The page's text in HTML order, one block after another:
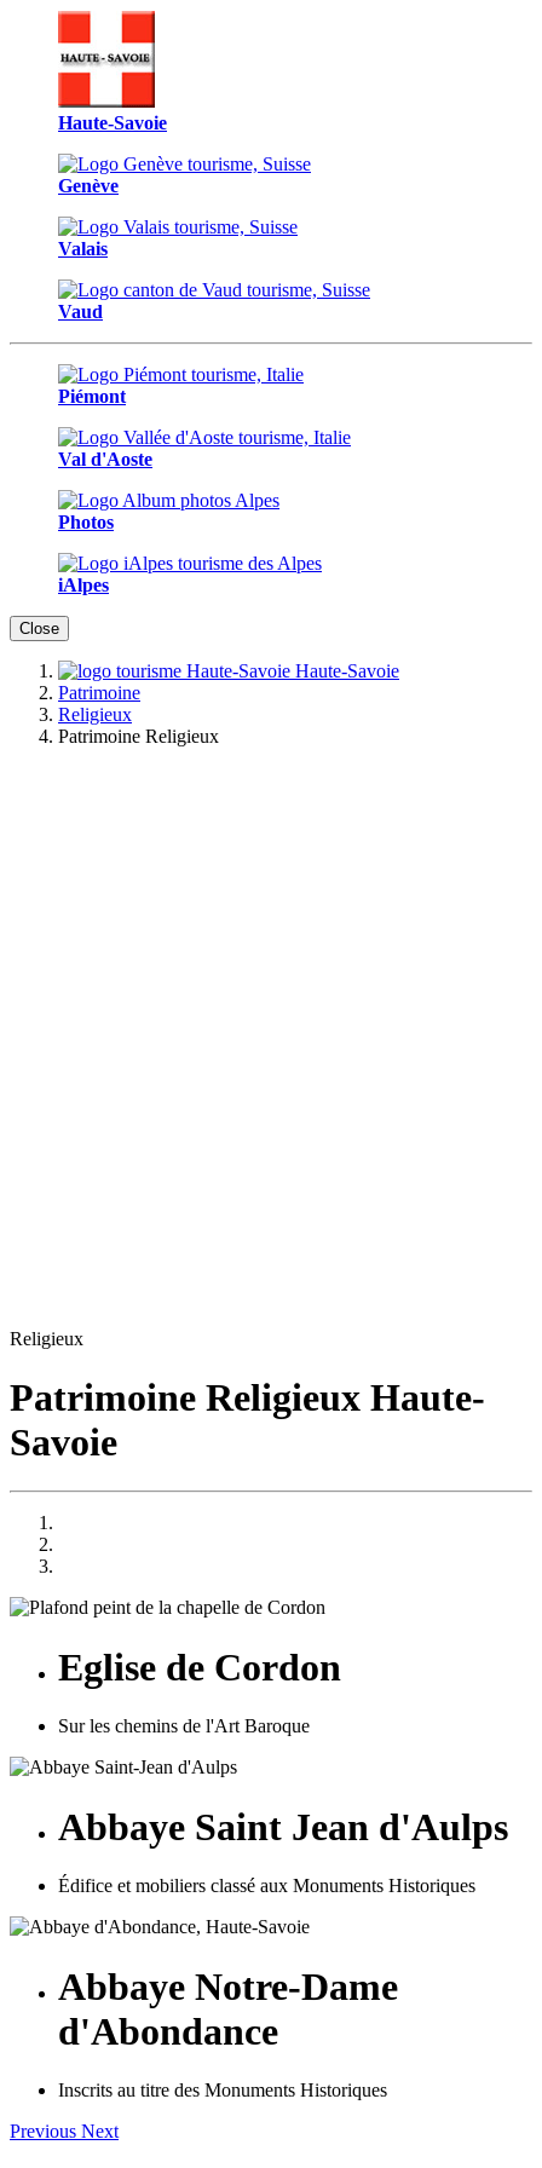
Haute-Savoie
Genève
Valais
Vaud
Piémont
Val d'Aoste
Photos
iAlpes
Close
Haute-Savoie
Patrimoine
Religieux
Patrimoine Religieux
Religieux
Patrimoine Religieux Haute-
Savoie
Eglise de Cordon
Sur les chemins de l'Art Baroque
Abbaye Saint Jean d'Aulps
Édifice et mobiliers classé aux Monuments Historiques
Abbaye Notre-Dame
d'Abondance
Inscrits au titre des Monuments Historiques
Previous Next